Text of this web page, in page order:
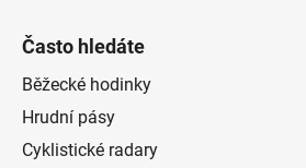
Často hledáte
Běžecké hodinky
Hrudní pásy
Cyklistické radary